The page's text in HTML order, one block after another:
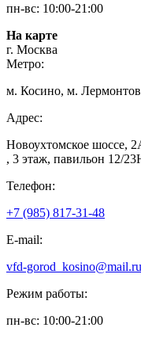
пн-вс: 10:00-21:00
На карте
г. Москва
Метро:
м. Косино, м.
Адрес:
Новоухтомское шоссе,
, 3 этаж, павильон 12/
Телефон:
+7 (985) 817-31-48
E-mail:
vfd-gorod_kosino@mail.ru
Режим работы:
пн-вс: 10:00-21:00